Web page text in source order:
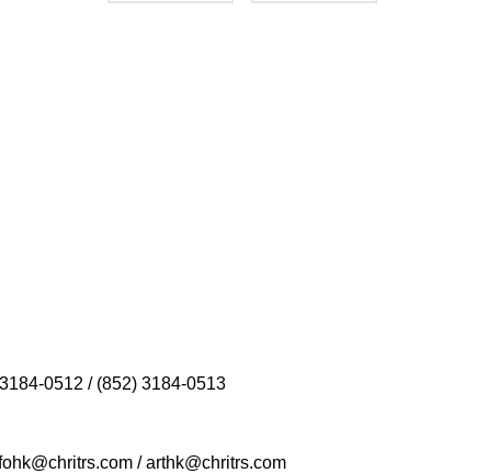
3184-0512 / (852) 3184-0513
/arthk@chritrs.com